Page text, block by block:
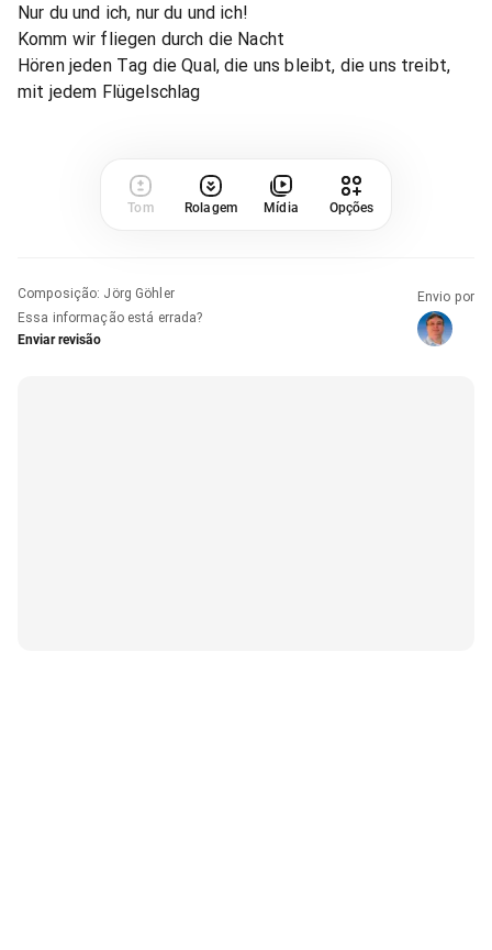
Nur du und ich, nur du und ich!
Komm wir fliegen durch die Nacht
Hören jeden Tag die Qual, die uns bleibt, die uns treibt,
mit jedem Flügelschlag
Tom Rolagem Mídia Opções
Composição: Jörg Göhler
Essa informação está errada?
Enviar revisão
Envio por